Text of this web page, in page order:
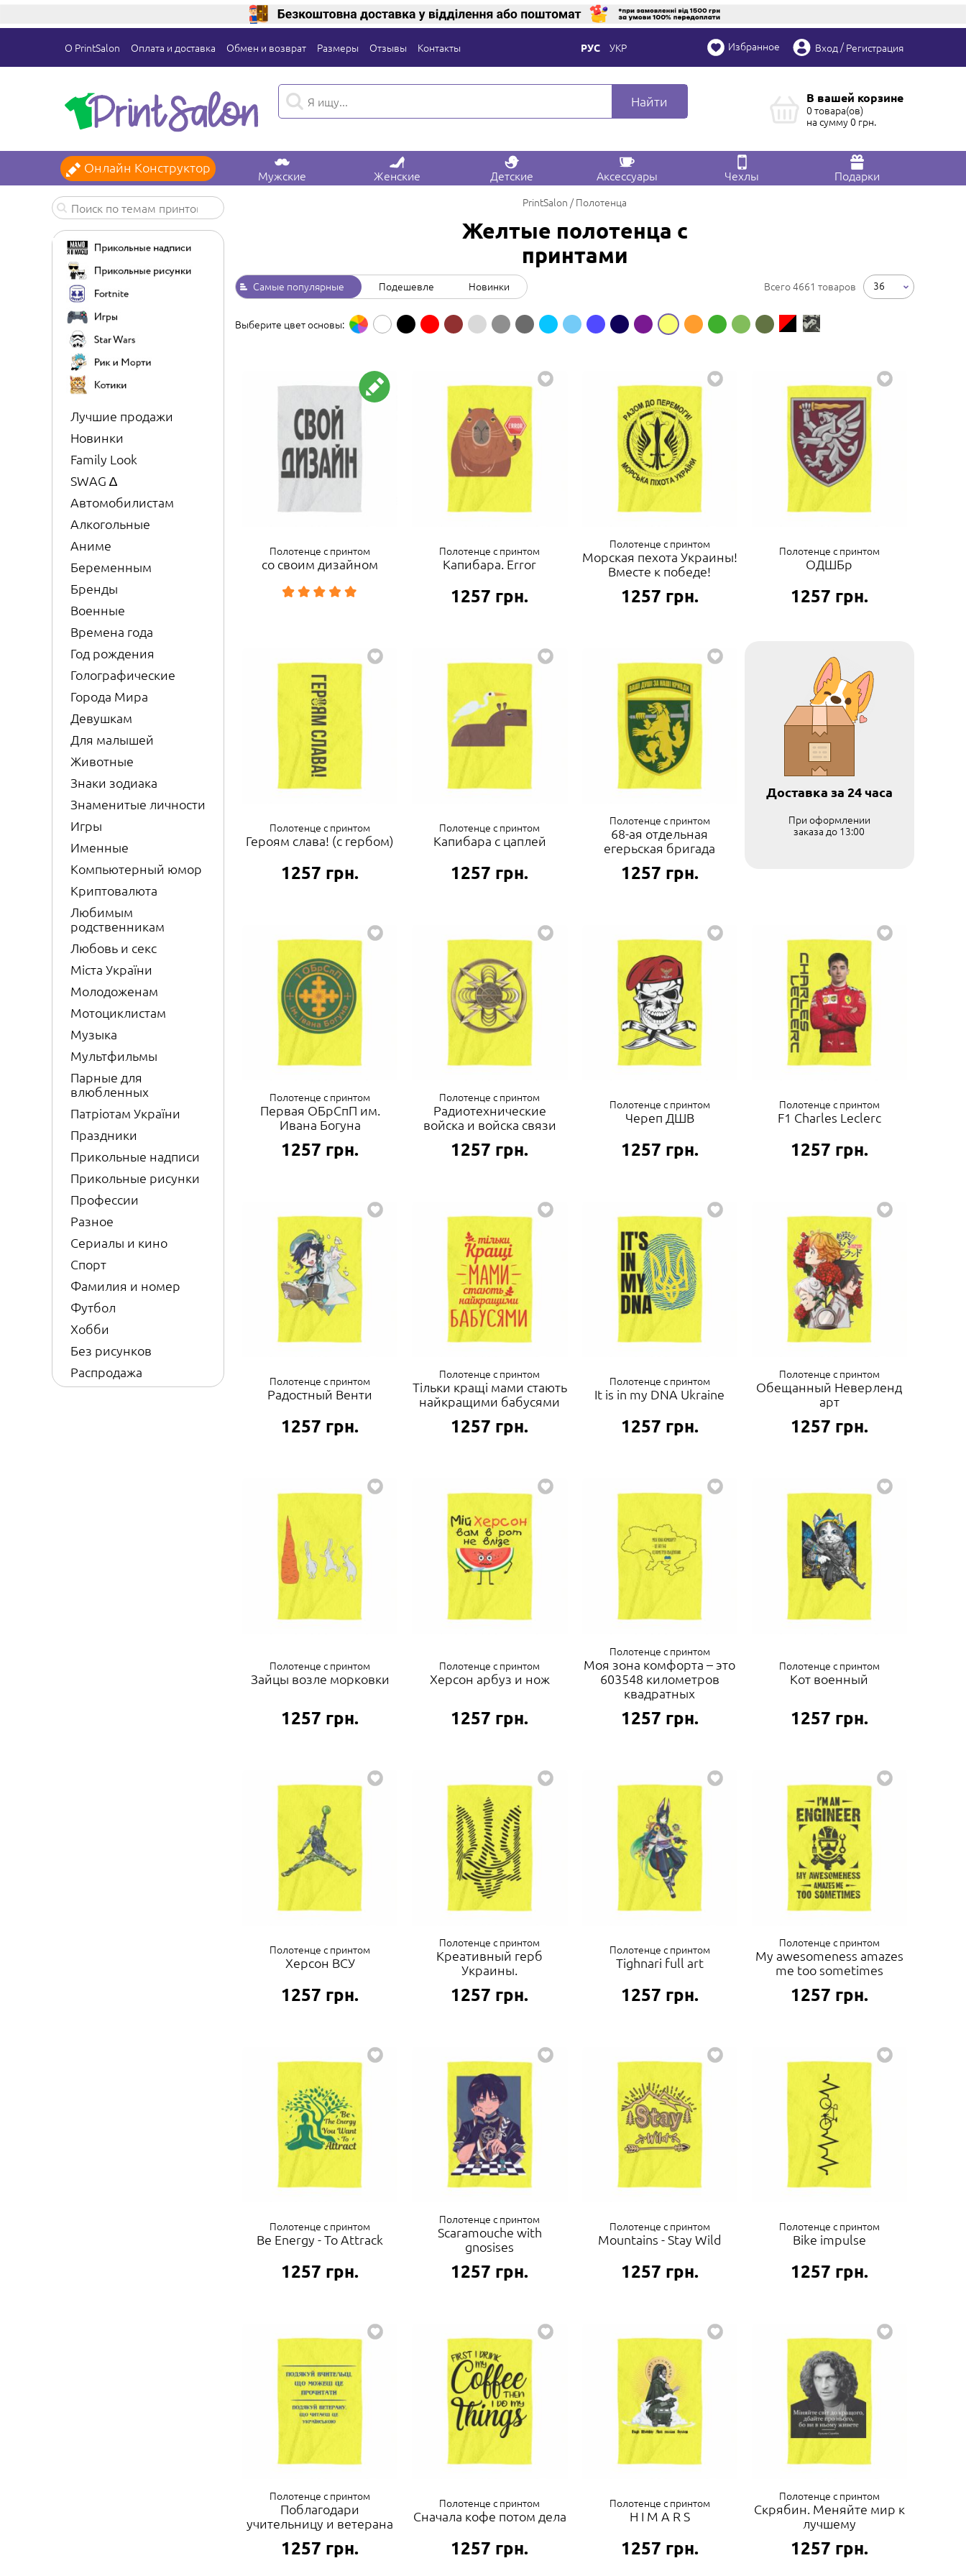
О PrintSalon Оплата и доставка Обмен и возврат Размеры Отзывы Контакты РУС УКР Избранное Вход /Регистрация
Найти В вашей корзине
0 товара(ов)
на сумму0 грн.
Онлайн Конструктор
Мужские Женские Детские Аксессуары Чехлы Подарки
Лучшие продажи
Новинки
Family Look
SWAG ∆
Автомобилистам
Алкогольные
Аниме
Беременным
Бренды
Военные
Времена года
Год рождения
Голографические
Города Мира
Девушкам
Для малышей
Животные
Знаки зодиака
Знаменитые личности
Игры
Именные
Компьютерный юмор
Криптовалюта
Любимым
родственникам
Любовь и секс
Міста України
Молодоженам
Мотоциклистам
Музыка
Мультфильмы
Парные для
влюбленных
Патріотам України
Праздники
Прикольные надписи
Прикольные рисунки
Профессии
Разное
Сериалы и кино
Спорт
Фамилия и номер
Футбол
Хобби
Без рисунков
Распродажа
PrintSalon Полотенца
Желтые полотенца с
принтами
Самые популярные Подешевле Новинки Всего 4661 товаров 36
Выберите цвет основы:
Полотенце с принтом
со своим дизайном
Полотенце с принтом
Капибара. Error
1257 грн.
Полотенце с принтом
Морская пехота Украины!
Вместе к победе!
1257 грн.
Полотенце с принтом
ОДШБр
1257 грн.
Полотенце с принтом
Героям слава! (с гербом)
1257 грн.
Полотенце с принтом
Капибара с цаплей
1257 грн.
Полотенце с принтом
68-ая отдельная
егерьская бригада
1257 грн.
Доставка за 24 часа
При оформлении
заказа до 13:00
Полотенце с принтом
Первая ОБрСпП им.
Ивана Богуна
1257 грн.
Полотенце с принтом
Радиотехнические
войска и войска связи
1257 грн.
Полотенце с принтом
Череп ДШВ
1257 грн.
Полотенце с принтом
F1 Charles Leclerc
1257 грн.
Полотенце с принтом
Радостный Венти
1257 грн.
Полотенце с принтом
Тільки кращі мами стають
найкращими бабусями
1257 грн.
Полотенце с принтом
It is in my DNA Ukraine
1257 грн.
Полотенце с принтом
Обещанный Неверленд
арт
1257 грн.
Полотенце с принтом
Зайцы возле морковки
1257 грн.
Полотенце с принтом
Херсон арбуз и нож
1257 грн.
Полотенце с принтом
Моя зона комфорта – это
603548 километров
квадратных
1257 грн.
Полотенце с принтом
Кот военный
1257 грн.
Полотенце с принтом
Херсон ВСУ
1257 грн.
Полотенце с принтом
Креативный герб
Украины.
1257 грн.
Полотенце с принтом
Tighnari full art
1257 грн.
Полотенце с принтом
My awesomeness amazes
me too sometimes
1257 грн.
Полотенце с принтом
Be Energy - To Attrack
1257 грн.
Полотенце с принтом
Scaramouche with
gnosises
1257 грн.
Полотенце с принтом
Mountains - Stay Wild
1257 грн.
Полотенце с принтом
Bike impulse
1257 грн.
Полотенце с принтом
Поблагодари
учительницу и ветерана
1257 грн.
Полотенце с принтом
Сначала кофе потом дела
1257 грн.
Полотенце с принтом
H I M A R S
1257 грн.
Полотенце с принтом
Скрябин. Меняйте мир к
лучшему
1257 грн.